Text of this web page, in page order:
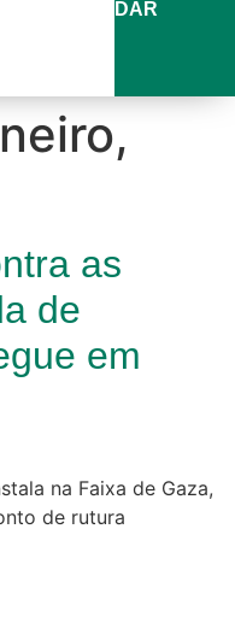
DAR
as
de
em
na Faixa de Gaza,
de rutura